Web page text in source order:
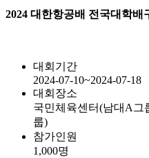
2024 대한항공배 전국대학배
대회기간
2024-07-10~2024-07-18
대회장소
국민체육센터(남대A그
룹)
참가인원
1,000명